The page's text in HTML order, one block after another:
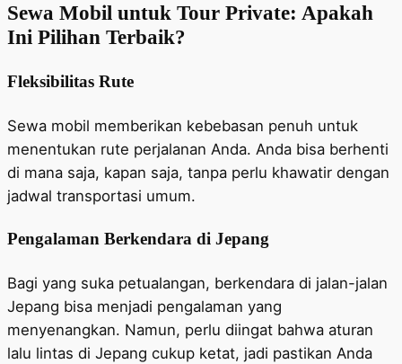
Sewa Mobil untuk Tour Private: Apakah
Ini Pilihan Terbaik?
Fleksibilitas Rute
Sewa mobil memberikan kebebasan penuh untuk
menentukan rute perjalanan Anda. Anda bisa berhenti
di mana saja, kapan saja, tanpa perlu khawatir dengan
jadwal transportasi umum.
Pengalaman Berkendara di Jepang
Bagi yang suka petualangan, berkendara di jalan-jalan
Jepang bisa menjadi pengalaman yang
menyenangkan. Namun, perlu diingat bahwa aturan
lalu lintas di Jepang cukup ketat, jadi pastikan Anda